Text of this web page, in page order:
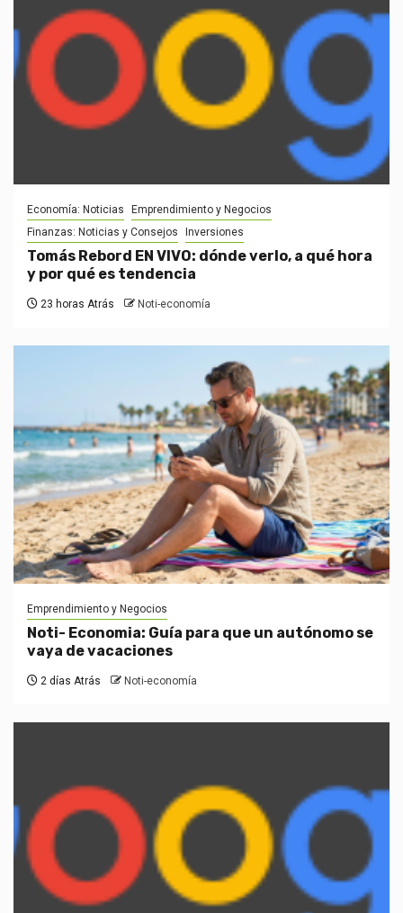
Economía: Noticias
Emprendimiento y Negocios
Finanzas: Noticias y Consejos
Inversiones
Tomás Rebord EN VIVO: dónde verlo, a qué hora
y por qué es tendencia
23 horas Atrás Noti-economía
Emprendimiento y Negocios
Noti- Economia: Guía para que un autónomo se
vaya de vacaciones
2 días Atrás Noti-economía